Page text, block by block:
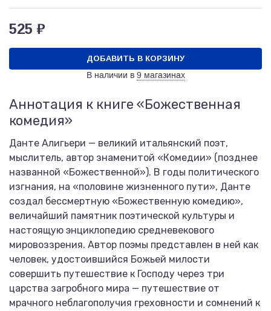
525 ₽
ДОБАВИТЬ В КОРЗИНУ
В наличии в 9 магазинах
Аннотация к книге «Божественная
комедия»
Данте Алигьери — великий итальянский поэт,
мыслитель, автор знаменитой «Комедии» (позднее
названной «Божественной»). В годы политического
изгнания, на «половине жизненного пути», Данте
создал бессмертную «Божественную комедию»,
величайший памятник поэтической культуры и
настоящую энциклопедию средневекового
мировоззрения. Автор поэмы представлен в ней как
человек, удостоившийся Божьей милости
совершить путешествие к Господу через три
царства загробного мира — путешествие от
мрачного неблагополучия греховности и сомнений к